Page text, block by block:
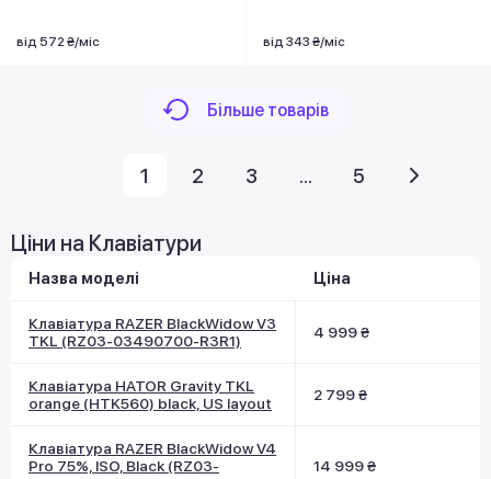
від 572 ₴/міс від 343 ₴/міс
Більше товарів
1 2 3 ... 5
Ціни на Клавіатури
Назва моделі Ціна
Клавіатура RAZER BlackWidow V3
TKL (RZ03-03490700-R3R1)
4 999 ₴
Клавіатура HATOR Gravity TKL
orange (HTK560) black, US layout
2 799 ₴
Клавіатура RAZER BlackWidow V4
Pro 75%, ISO, Black (RZ03-
14 999 ₴